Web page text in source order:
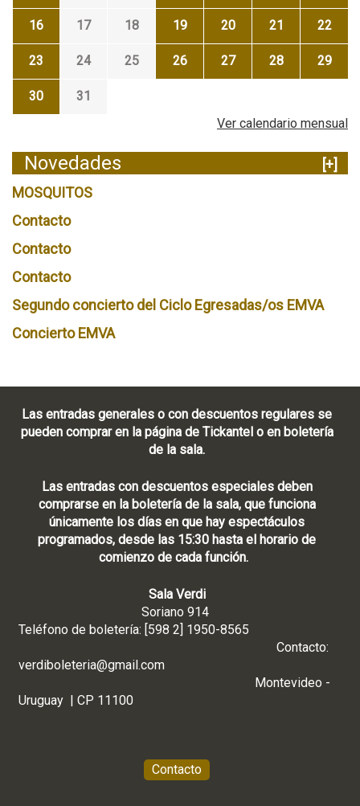
16 17 18 19 20 21 22
23 24 25 26 27 28 29
30
31
Ver calendario mensual
Novedades
[+]
MOSQUITOS
Contacto
Contacto
Contacto
Segundo concierto del Ciclo Egresadas/os EMVA
Concierto EMVA
Las entradas generales o con descuentos regulares se
pueden comprar en la página de Tickantel o en boletería
de la sala.
Las entradas con descuentos especiales deben
comprarse en la boletería de la sala, que funciona
únicamente los días en que hay espectáculos
programados, desde las 15:30 hasta el horario de
comienzo de cada función.
Sala Verdi
Soriano 914
Teléfono de boletería: [598 2] 1950-8565
Contacto:
verdiboleteria@gmail.com
Montevideo -
Uruguay | CP 11100
Contacto